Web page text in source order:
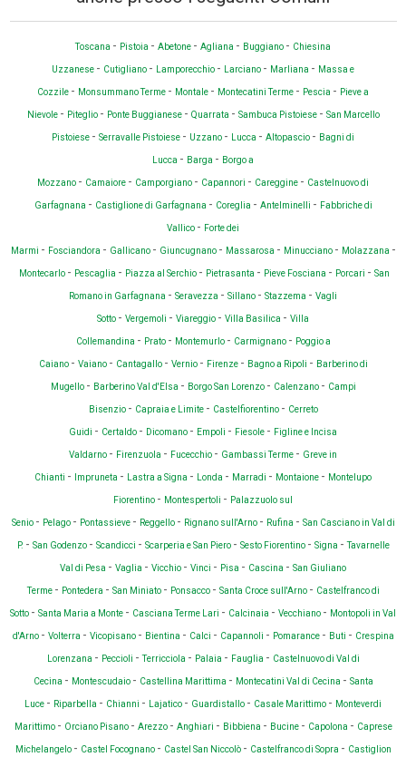
Toscana - Pistoia - Abetone - Agliana - Buggiano - Chiesina
Uzzanese - Cutigliano - Lamporecchio - Larciano - Marliana - Massa e
Cozzile - Monsummano Terme - Montale - Montecatini Terme - Pescia - Pieve a
Nievole - Piteglio - Ponte Buggianese - Quarrata - Sambuca Pistoiese - San Marcello
Pistoiese - Serravalle Pistoiese - Uzzano - Lucca - Altopascio - Bagni di
Lucca - Barga - Borgo a
Mozzano - Camaiore - Camporgiano - Capannori - Careggine - Castelnuovo di
Garfagnana - Castiglione di Garfagnana - Coreglia - Antelminelli - Fabbriche di
Vallico - Forte dei
Marmi - Fosciandora - Gallicano - Giuncugnano - Massarosa - Minucciano - Molazzana -
Montecarlo - Pescaglia - Piazza al Serchio - Pietrasanta - Pieve Fosciana - Porcari - San
Romano in Garfagnana - Seravezza - Sillano - Stazzema - Vagli
Sotto - Vergemoli - Viareggio - Villa Basilica - Villa
Collemandina - Prato - Montemurlo - Carmignano - Poggio a
Caiano - Vaiano - Cantagallo - Vernio - Firenze - Bagno a Ripoli - Barberino di
Mugello - Barberino Val d'Elsa - Borgo San Lorenzo - Calenzano - Campi
Bisenzio - Capraia e Limite - Castelfiorentino - Cerreto
Guidi - Certaldo - Dicomano - Empoli - Fiesole - Figline e Incisa
Valdarno - Firenzuola - Fucecchio - Gambassi Terme - Greve in
Chianti - Impruneta - Lastra a Signa - Londa - Marradi - Montaione - Montelupo
Fiorentino - Montespertoli - Palazzuolo sul
Senio - Pelago - Pontassieve - Reggello - Rignano sull'Arno - Rufina - San Casciano in Val di
P. - San Godenzo - Scandicci - Scarperia e San Piero - Sesto Fiorentino - Signa - Tavarnelle
Val di Pesa - Vaglia - Vicchio - Vinci - Pisa - Cascina - San Giuliano
Terme - Pontedera - San Miniato - Ponsacco - Santa Croce sull'Arno - Castelfranco di
Sotto - Santa Maria a Monte - Casciana Terme Lari - Calcinaia - Vecchiano - Montopoli in Val
d'Arno - Volterra - Vicopisano - Bientina - Calci - Capannoli - Pomarance - Buti - Crespina
Lorenzana - Peccioli - Terricciola - Palaia - Fauglia - Castelnuovo di Val di
Cecina - Montescudaio - Castellina Marittima - Montecatini Val di Cecina - Santa
Luce - Riparbella - Chianni - Lajatico - Guardistallo - Casale Marittimo - Monteverdi
Marittimo - Orciano Pisano - Arezzo - Anghiari - Bibbiena - Bucine - Capolona - Caprese
Michelangelo - Castel Focognano - Castel San Niccolò - Castelfranco di Sopra - Castiglion